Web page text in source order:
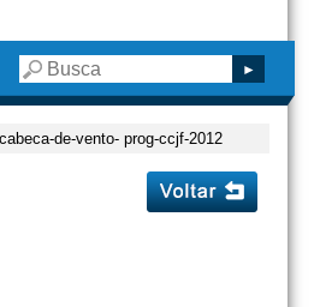
de-vento- prog-ccjf-2012